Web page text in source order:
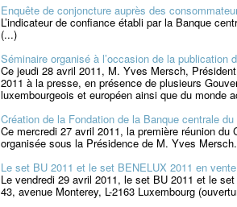
Enquête de conjoncture auprès des
L’indicateur de confiance établi par la Banque
(...)
Séminaire organisé à l’occasion de la
Ce jeudi 28 avril 2011, M. Yves Mersch,
2011 à la presse, en présence de plusieurs
luxembourgeois et européen ainsi que du monde
Création de la Fondation de la Banque centrale
Ce mercredi 27 avril 2011, la première réunion
organisée sous la Présidence de M. Yves
Le set BU 2011 et le set BENELUX 2011 en
Le vendredi 29 avril 2011, le set BU 2011 et le
43, avenue Monterey, L-2163 Luxembourg